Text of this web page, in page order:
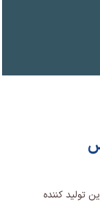
تولید کننده